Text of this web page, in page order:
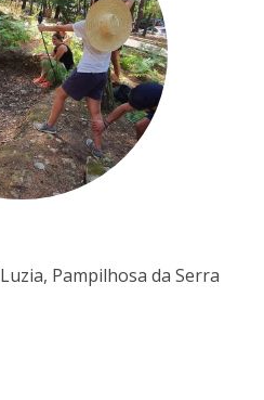
Pampilhosa da Serra